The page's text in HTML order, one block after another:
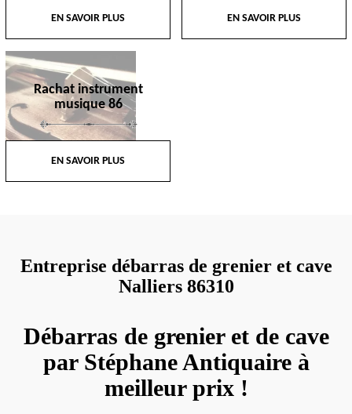
EN SAVOIR PLUS EN SAVOIR PLUS
Rachat instrument
musique 86
EN SAVOIR PLUS
Entreprise débarras de grenier et cave
Nalliers 86310
Débarras de grenier et de cave
par Stéphane Antiquaire à
meilleur prix !